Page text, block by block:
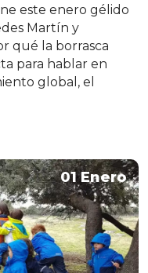
este enero gélido
Martín y
qué la borrasca
para hablar en
global, el
01 Enero